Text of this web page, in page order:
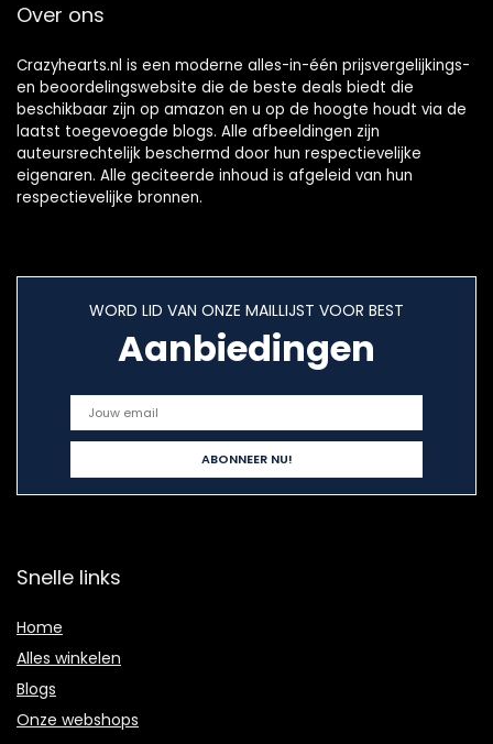
Over ons
Crazyhearts.nl is een moderne alles-in-één prijsvergelijkings-
en beoordelingswebsite die de beste deals biedt die
beschikbaar zijn op amazon en u op de hoogte houdt via de
laatst toegevoegde blogs. Alle afbeeldingen zijn
auteursrechtelijk beschermd door hun respectievelijke
eigenaren. Alle geciteerde inhoud is afgeleid van hun
respectievelijke bronnen.
WORD LID VAN ONZE MAILLIJST VOOR BEST
Aanbiedingen
Snelle links
Home
Alles winkelen
Blogs
Onze webshops